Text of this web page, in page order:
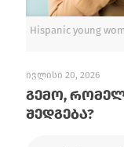
Hispanic young
ივლისი 20, 2026
გემო,
შედგება?